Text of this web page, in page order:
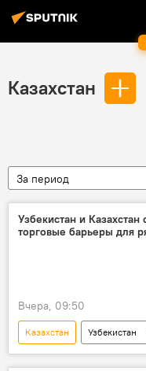
Казахстан
За период
Узбекистан и Казахстан
торговые барьеры для
Вчера, 09:50
Казахстан Узбекистан
товары